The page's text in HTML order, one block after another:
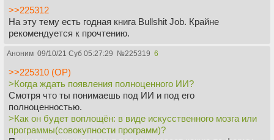
>В какому году появится постоянно обитаемый посёлок
на Марсе?
В том, в котором гравитация Марсе станет выше хотя бы
вдвое. При нынешней колонисты перемрут от сердечно-
сосудистых и опорно-двигательных через несколько лет.
стоит.
>>225312
На эту тему есть годная книга Bullshit Job. Крайне
рекомендуется к прочтению.
Аноним 09/10/21 Суб 05:27:29 №225319 6
>>225310 (OP)
>Когда ждать появления полноценного ИИ?
Смотря что ты понимаешь под ИИ и под его
полноценностью.
>Как он будет воплощён: в виде искусственного мозга или
программы(совокупности программ)?